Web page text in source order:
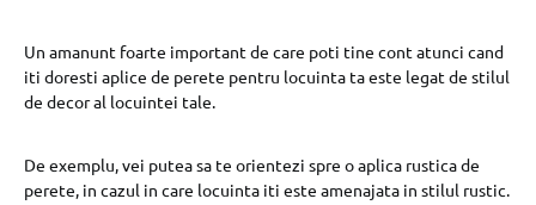
Un amanunt foarte important de care poti tine cont atunci cand
iti doresti aplice de perete pentru locuinta ta este legat de stilul
de decor al locuintei tale.
De exemplu, vei putea sa te orientezi spre o aplica rustica de
perete, in cazul in care locuinta iti este amenajata in stilul rustic.